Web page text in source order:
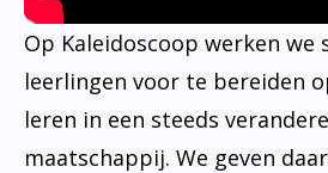
Op Kaleidoscoop werken we
leerlingen voor te bereiden
leren in een steeds
maatschappij. We geven